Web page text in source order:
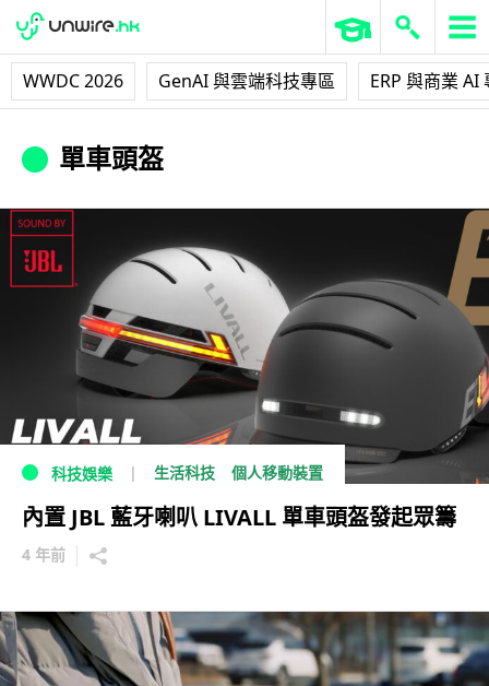
WWDC 2026 GenAI 與雲端科技專區 ERP 與商業 AI
單車頭盔
科技娛樂 生活科技 個人移動裝置
內置 JBL 藍牙喇叭 LIVALL 單車頭盔發起眾籌
4 年前